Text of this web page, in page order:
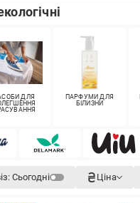
ДЛЯ
ПАРФУМИ ДЛЯ
БІЛИЗНИ
Сьогодні Ціна